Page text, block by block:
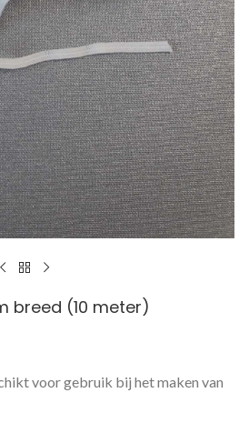
breed (10 meter)
voor gebruik bij het maken van